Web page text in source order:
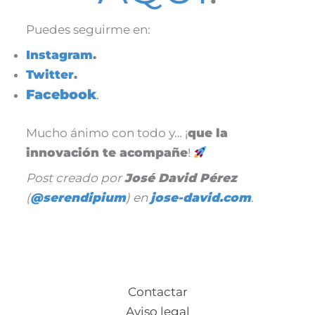
Puedes seguirme en:
Instagram.
Twitter.
Facebook.
Mucho ánimo con todo y… ¡que la
innovación te acompañe!
Post creado porJosé David Pérez
(@serendipium) en jose-david.com.
Contactar
Aviso legal